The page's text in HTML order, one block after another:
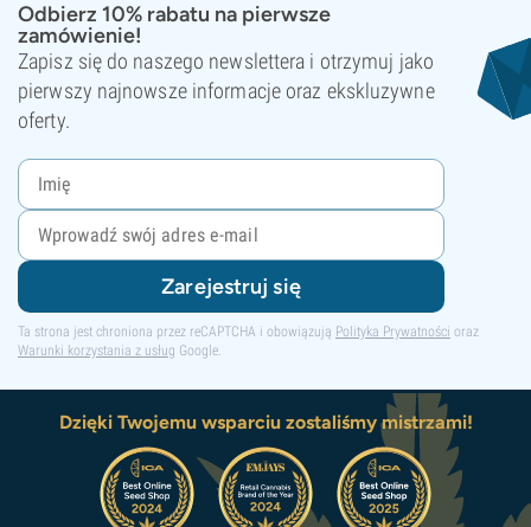
Odbierz 10% rabatu na pierwsze
zamówienie!
Zapisz się do naszego newslettera i otrzymuj jako
pierwszy najnowsze informacje oraz ekskluzywne
oferty.
Zarejestruj się
Ta strona jest chroniona przez reCAPTCHA i obowiązują Polityka Prywatności oraz
Warunki korzystania z usług Google.
Dzięki Twojemu wsparciu zostaliśmy mistrzami!